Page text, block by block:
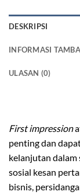
DESKRIPSI
INFORMASI
ULASAN (0)
First impression
penting dan
kelanjutan dalam
sosial kesan
bisnis,